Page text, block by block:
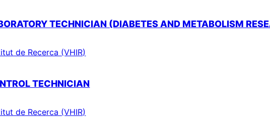
TECHNICIAN (DIABETES AND METABOLISM
de Recerca (VHIR)
TECHNICIAN
de Recerca (VHIR)